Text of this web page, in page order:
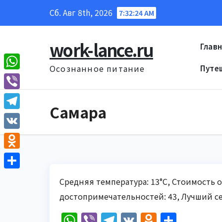
Сб. Авг 8th, 2026 7:32:25 AM
work-lance.ru
Осознанное питание
Самара
Средняя температура: 13°C, Стоимость
достопримечательностей: 43, Лучший
W
h
a
t
A
p
V
i
b
e
T
e
l
e
V
K
O
d